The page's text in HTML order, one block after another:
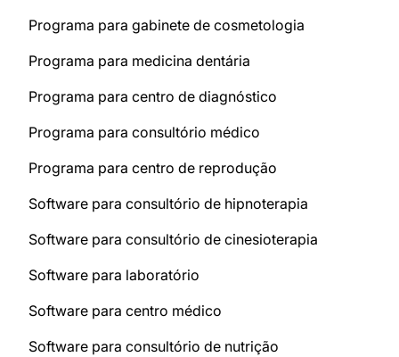
Programa para gabinete de cosmetologia
Programa para medicina dentária
Programa para centro de diagnóstico
Programa para consultório médico
Programa para centro de reprodução
Software para consultório de hipnoterapia
Software para consultório de cinesioterapia
Software para laboratório
Software para centro médico
Software para consultório de nutrição